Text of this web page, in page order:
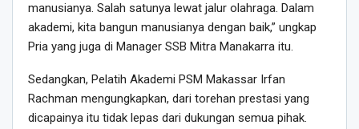
manusianya. Salah satunya lewat jalur olahraga. Dalam
akademi, kita bangun manusianya dengan baik,” ungkap
Pria yang juga di Manager SSB Mitra Manakarra itu.
Sedangkan, Pelatih Akademi PSM Makassar Irfan
Rachman mengungkapkan, dari torehan prestasi yang
dicapainya itu tidak lepas dari dukungan semua pihak.